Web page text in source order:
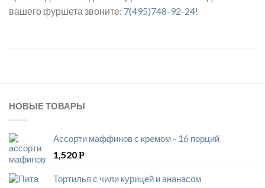
вашего фуршета звоните: 7(495)748-92-24!
НОВЫЕ ТОВАРЫ
Ассорти маффинов с кремом - 16 порций
1,520Р
Тортилья с чили курицей и ананасом